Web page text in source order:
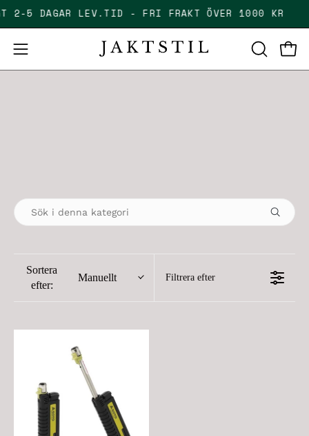
Skip
to
content
2-5 DAGAR LEV.TID - FRI FRAKT ÖVER 1000 KR
Open
navigation
OPEN
SEARCH
Sortera
efter:
Manuellt Filtrera efter